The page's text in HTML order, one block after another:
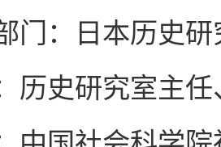
门：日本历史研
历史研究室主